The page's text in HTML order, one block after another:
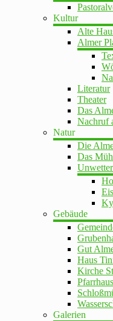
Kultur
Alte
Almer
Literatur
Theater
Das
Nachruf
Natur
Die
Das
Unwetter
Gebäude
Gut
Haus
Kirche
Pfarrhaus
Galerien